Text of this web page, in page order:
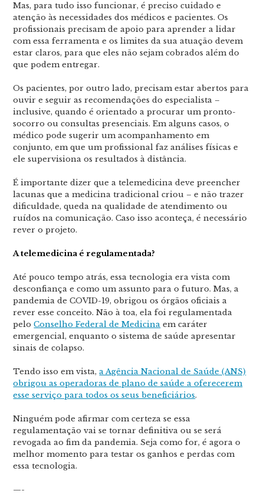
Mas, para tudo isso funcionar, é preciso cuidado e
atenção às necessidades dos médicos e pacientes. Os
profissionais precisam de apoio para aprender a lidar
com essa ferramenta e os limites da sua atuação devem
estar claros, para que eles não sejam cobrados além do
que podem entregar.
Os pacientes, por outro lado, precisam estar abertos para
ouvir e seguir as recomendações do especialista –
inclusive, quando é orientado a procurar um pronto-
socorro ou consultas presenciais. Em alguns casos, o
médico pode sugerir um acompanhamento em
conjunto, em que um profissional faz análises físicas e
ele supervisiona os resultados à distância.
É importante dizer que a telemedicina deve preencher
lacunas que a medicina tradicional criou – e não trazer
dificuldade, queda na qualidade de atendimento ou
ruídos na comunicação. Caso isso aconteça, é necessário
rever o projeto.
A telemedicina é regulamentada?
Até pouco tempo atrás, essa tecnologia era vista com
desconfiança e como um assunto para o futuro. Mas, a
pandemia de COVID-19, obrigou os órgãos oficiais a
rever esse conceito. Não à toa, ela foi regulamentada
peloConselho Federal de Medicina em caráter
emergencial, enquanto o sistema de saúde apresentar
sinais de colapso.
Tendo isso em vista,a Agência Nacional de Saúde (ANS)
obrigou as operadoras de plano de saúde a oferecerem
esse serviço para todos os seus beneficiários.
Ninguém pode afirmar com certeza se essa
regulamentação vai se tornar definitiva ou se será
revogada ao fim da pandemia. Seja como for, é agora o
melhor momento para testar os ganhos e perdas com
essa tecnologia.
—-